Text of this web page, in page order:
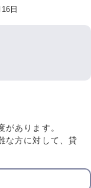
日
あります。
な方に対して、貸